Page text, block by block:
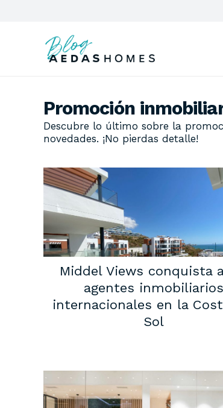
Promoción
Descubre lo último sobre la
novedades. ¡No pierdas detalle!
Middel Views conquista
agentes inmobiliarios
internacionales en la
Sol